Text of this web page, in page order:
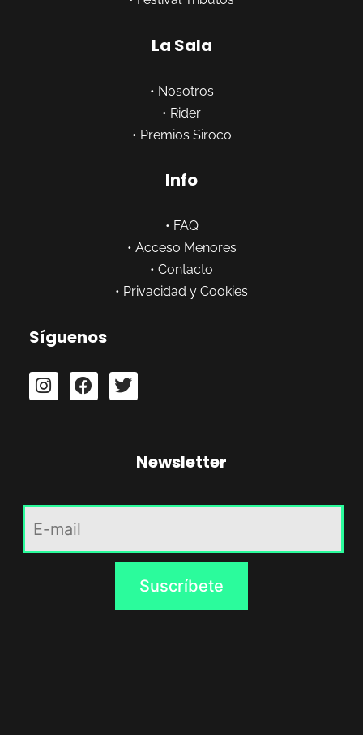
La Sala
• Nosotros
• Rider
• Premios Siroco
Info
• FAQ
• Acceso Menores
• Contacto
• Privacidad y Cookies
Síguenos
Newsletter